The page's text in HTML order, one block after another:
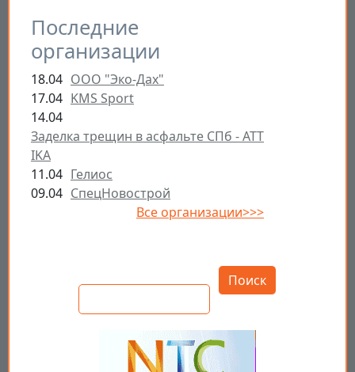
Последние
организации
18.04 ООО "Эко-Дах"
17.04 KMS Sport
14.04
Заделка трещин в асфальте СПб - ATT
IKA
11.04 Гелиос
09.04 СпецНовострой
Все организации>>>